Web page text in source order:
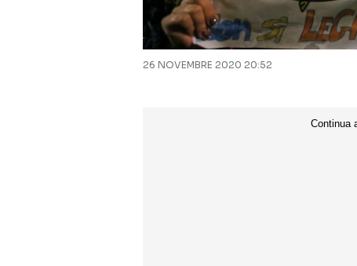
26 NOVEMBRE 2020 20:52